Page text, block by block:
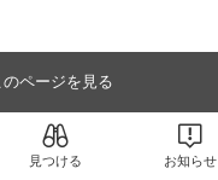
ページを見る
見つける お知らせ